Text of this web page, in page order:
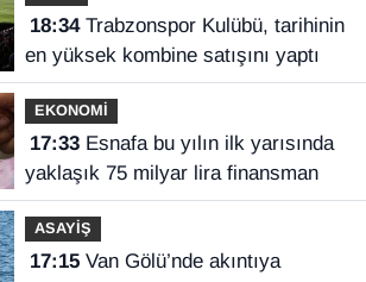
18:34Trabzonspor Kulübü, tarihinin
en yüksek kombine satışını yaptı
EKONOMİ
17:33Esnafa bu yılın ilk yarısında
yaklaşık 75 milyar lira finansman
ASAYİŞ
17:15Van Gölü’nde akıntıya